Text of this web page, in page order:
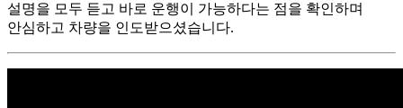
설명을 모두 듣고 바로 운행이 가능하다는 점을 확인하며
안심하고 차량을 인도받으셨습니다.